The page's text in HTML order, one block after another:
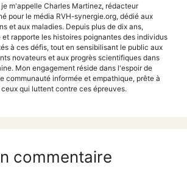
je m'appelle Charles Martinez, rédacteur
pour le média RVH-synergie.org, dédié aux
et aux maladies. Depuis plus de dix ans,
et rapporte les histoires poignantes des individus
à ces défis, tout en sensibilisant le public aux
novateurs et aux progrès scientifiques dans
Mon engagement réside dans l'espoir de
communauté informée et empathique, prête à
qui luttent contre ces épreuves.
commentaire